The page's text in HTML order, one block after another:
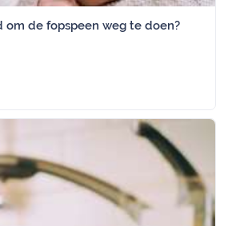
om de fopspeen weg te doen?